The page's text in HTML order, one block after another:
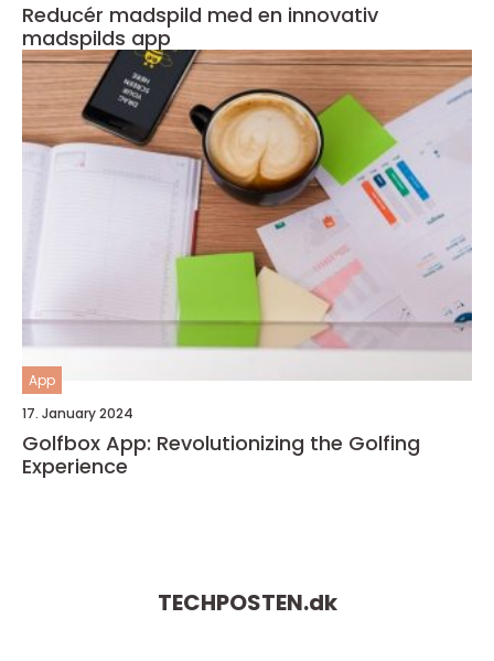
Reducér madspild med en innovativ
madspilds app
App
17. January 2024
Golfbox App: Revolutionizing the Golfing
Experience
TECHPOSTEN.dk